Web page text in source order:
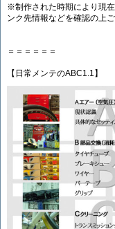
※制作された時期により現
ンク先情報などを確認の上ご
＝＝＝＝＝＝
【日常メンテのABC1.1】